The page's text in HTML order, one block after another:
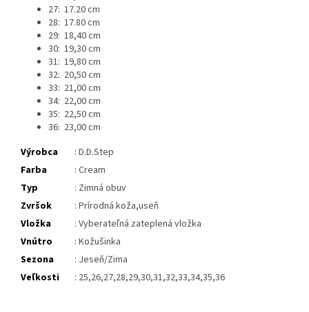
27: 17.20 cm
28: 17.80 cm
29: 18,40 cm
30: 19,30 cm
31: 19,80 cm
32: 20,50 cm
33: 21,00 cm
34: 22,00 cm
35: 22,50 cm
36: 23,00 cm
Výrobca
: D.D.Step
Farba
: Cream
Typ
: Zimná obuv
Zvršok
: Prírodná koža,useň
Vložka
: Vyberateľná zateplená vložka
Vnútro
: Kožušinka
Sezona
: Jeseň/Zima
Veľkosti
: 25,26,27,28,29,30,31,32,33,34,35,36